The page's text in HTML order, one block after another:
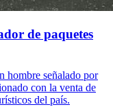
de paquetes
hombre señalado por
con la venta de
del país.